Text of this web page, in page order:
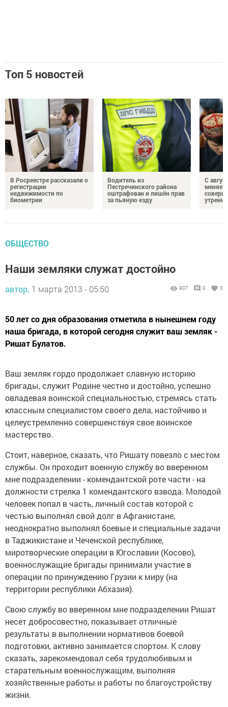
Топ 5 новостей
В Росреестре рассказали о
регистрации
недвижимости по
биометрии
Водитель из
Пестречинского района
оштрафован и лишён прав
за пьяную езду
С
ОБЩЕСТВО
Наши земляки служат достойно
автор, 1 марта 2013 - 05:50 907 0 0
50 лет со дня образования отметила в нынешнем году
наша бригада, в которой сегодня служит ваш земляк -
Ришат Булатов.
Ваш земляк гордо продолжает славную историю
бригады, служит Родине честно и достойно, успешно
овладевая воинской специальностью, стремясь стать
классным специалистом своего дела, настойчиво и
целеустремленно совершенствуя свое воинское
мастерство.
Стоит, наверное, сказать, что Ришату повезло с местом
службы. Он проходит военную службу во вверенном
мне подразделении - комендантской роте части - на
должности стрелка 1 комендантского взвода. Молодой
человек попал в часть, личный состав которой с
честью выполнял свой долг в Афганистане,
неоднократно выполнял боевые и специальные задачи
в Таджикистане и Чеченской республике,
миротворческие операции в Югославии (Косово),
военнослужащие бригады принимали участие в
операции по принуждению Грузии к миру (на
территории республики Абхазия).
Свою службу во вверенном мне подразделении Ришат
несет добросовестно, показывает отличные
результаты в выполнении нормативов боевой
подготовки, активно занимается спортом. К слову
сказать, зарекомендовал себя трудолюбивым и
старательным военнослужащим, выполняя
хозяйственные работы и работы по благоустройству
жизни.